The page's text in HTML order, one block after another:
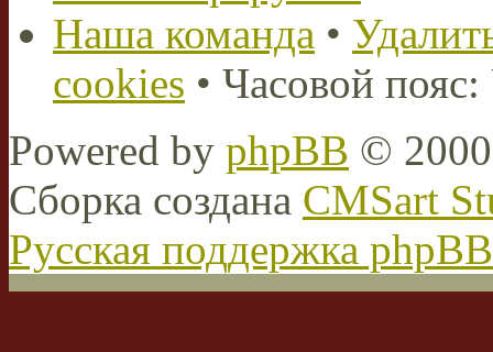
Наша команда •
cookies • Часовой
Powered by phpBB ©
Сборка создана CMSart
Русская поддержка phpBB